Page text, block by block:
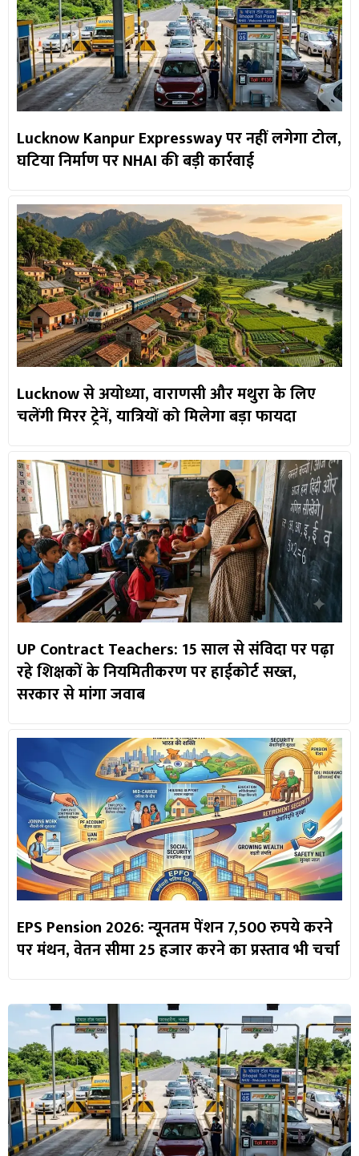
Lucknow Kanpur Expressway पर नहीं लगेगा टोल,
घटिया निर्माण पर NHAI की बड़ी कार्रवाई
Lucknow से अयोध्या, वाराणसी और मथुरा के लिए
चलेंगी मिरर ट्रेनें, यात्रियों को मिलेगा बड़ा फायदा
UP Contract Teachers: 15 साल से संविदा पर पढ़ा
रहे शिक्षकों के नियमितीकरण पर हाईकोर्ट सख्त,
सरकार से मांगा जवाब
EPS Pension 2026: न्यूनतम पेंशन 7,500 रुपये करने
पर मंथन, वेतन सीमा 25 हजार करने का प्रस्ताव भी चर्चा